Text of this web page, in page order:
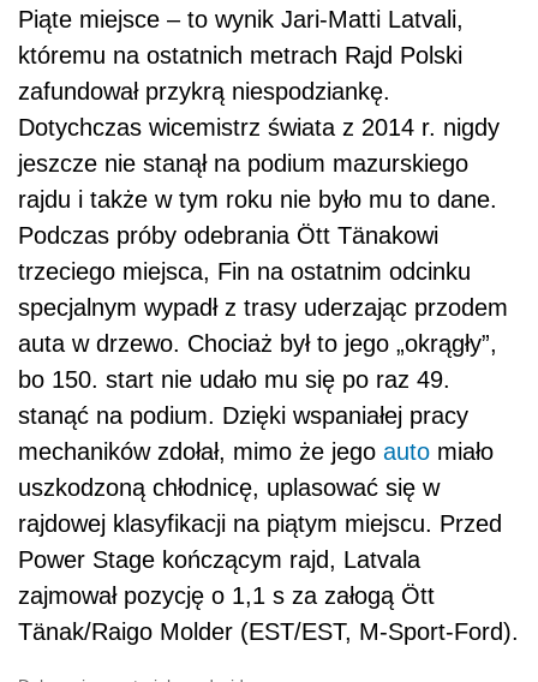
Piąte miejsce – to wynik Jari-Matti Latvali,
któremu na ostatnich metrach Rajd Polski
zafundował przykrą niespodziankę.
Dotychczas wicemistrz świata z 2014 r. nigdy
jeszcze nie stanął na podium mazurskiego
rajdu i także w tym roku nie było mu to dane.
Podczas próby odebrania Ött Tänakowi
trzeciego miejsca, Fin na ostatnim odcinku
specjalnym wypadł z trasy uderzając przodem
auta w drzewo. Chociaż był to jego „okrągły”,
bo 150. start nie udało mu się po raz 49.
stanąć na podium. Dzięki wspaniałej pracy
mechaników zdołał, mimo że jego auto miało
uszkodzoną chłodnicę, uplasować się w
rajdowej klasyfikacji na piątym miejscu. Przed
Power Stage kończącym rajd, Latvala
zajmował pozycję o 1,1 s za załogą Ött
Tänak/Raigo Molder (EST/EST, M-Sport-Ford).